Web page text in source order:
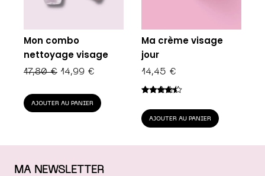
Mon combo
nettoyage visage
17,80€ LE
INITIAL
ÉTAIT :
14,99 €
ACTUEL
EST :
AJOUTER AU PANIER
Ma crème visage
jour
14,45 €
sur 5
AJOUTER AU PANIER
MA NEWSLETTER